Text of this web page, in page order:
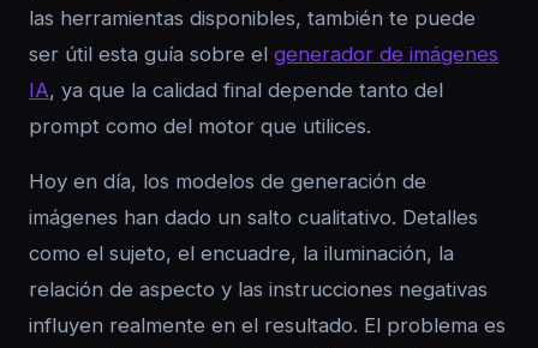
las herramientas disponibles, también te puede
ser útil esta guía sobre el generador de imágenes
IA, ya que la calidad final depende tanto del
prompt como del motor que utilices.
Hoy en día, los modelos de generación de
imágenes han dado un salto cualitativo. Detalles
como el sujeto, el encuadre, la iluminación, la
relación de aspecto y las instrucciones negativas
influyen realmente en el resultado. El problema es